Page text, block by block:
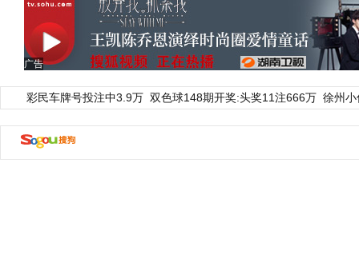
广告
彩民车牌号投注中3.9万 双色球148期开奖:头奖11注666万 徐州